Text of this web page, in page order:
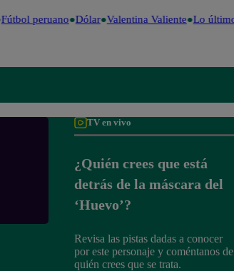
peruano Dólar Valentina Valiente Lo último
TV en vivo
¿Quién crees que está
detrás de la máscara del
‘Huevo’?
Revisa las pistas dadas a conocer
por este personaje y coméntanos de
quién crees que se trata.